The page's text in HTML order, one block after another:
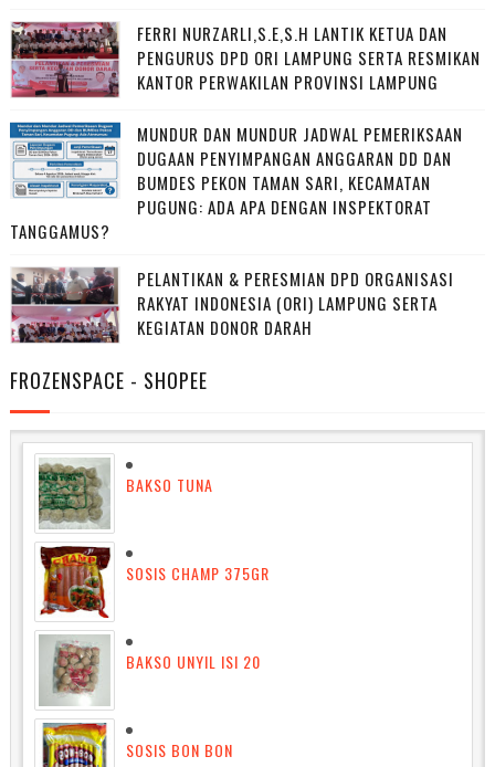
FERRI NURZARLI,S.E,S.H LANTIK KETUA DAN
PENGURUS DPD ORI LAMPUNG SERTA RESMIKAN
KANTOR PERWAKILAN PROVINSI LAMPUNG
MUNDUR DAN MUNDUR JADWAL PEMERIKSAAN
DUGAAN PENYIMPANGAN ANGGARAN DD DAN
BUMDES PEKON TAMAN SARI, KECAMATAN
PUGUNG: ADA APA DENGAN INSPEKTORAT
TANGGAMUS?
PELANTIKAN & PERESMIAN DPD ORGANISASI
RAKYAT INDONESIA (ORI) LAMPUNG SERTA
KEGIATAN DONOR DARAH
FROZENSPACE - SHOPEE
BAKSO TUNA
SOSIS CHAMP 375GR
BAKSO UNYIL ISI 20
SOSIS BON BON